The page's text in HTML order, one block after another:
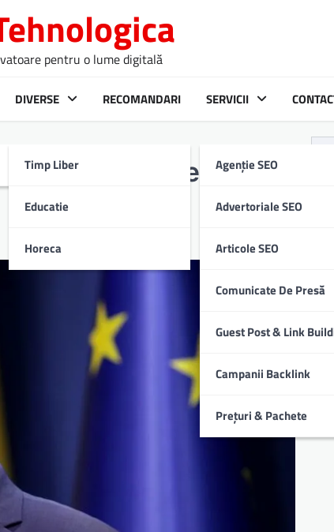
pentru o lume digitală
DIVERSE
Timp Liber
Educatie
Horeca
RECOMANDARI SERVICII
Agenție SEO
Advertoriale SEO
Articole SEO
Comunicate De Presă
Guest Post & Link
Campanii Backlink
Prețuri & Pachete
științifice și al